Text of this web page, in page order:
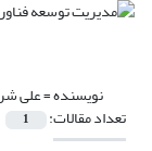
نویسنده =علی
تعداد مقالات: 1